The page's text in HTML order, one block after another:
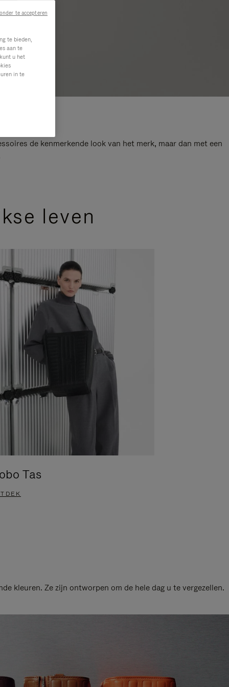
de kenmerkende look van het merk, maar dan met een
leven
Tas
kleuren. Ze zijn ontworpen om de hele dag u te vergezellen.
te bieden,
aan te
u het
in te
te accepteren